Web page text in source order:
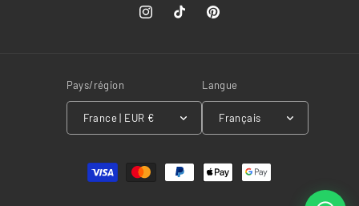
InstagramTikTok Pinterest
Pays/région
France | EUR €
Langue
Français
de